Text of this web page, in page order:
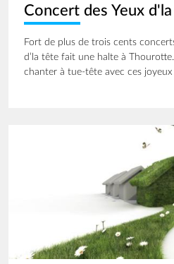
Concert des Yeux
Fort de plus de trois cents
d’la tête fait une halte à
chanter à tue-tête avec ces joyeux